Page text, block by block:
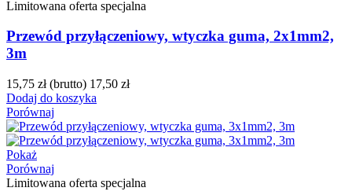
Limitowana oferta specjalna
Przewód przyłączeniowy, wtyczka guma, 2x1mm2,
3m
15,75 zł (brutto) 17,50 zł
Dodaj do koszyka
Porównaj
Pokaż
Porównaj
Limitowana oferta specjalna